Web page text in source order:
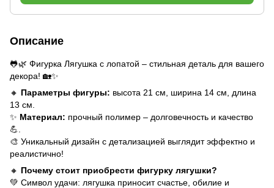
Описание
🐸🌿 Фигурка Лягушка с лопатой – стильная деталь для вашего
декора! 🏡✨
🔸 Параметры фигуры: высота 21 см, ширина 14 см, длина
13 см.
✨ Материал: прочный полимер – долговечность и качество
💪.
🎨 Уникальный дизайн с детализацией выглядит эффектно и
реалистично!
🔸 Почему стоит приобрести фигурку лягушки?
💚 Символ удачи: лягушка приносит счастье, обилие и